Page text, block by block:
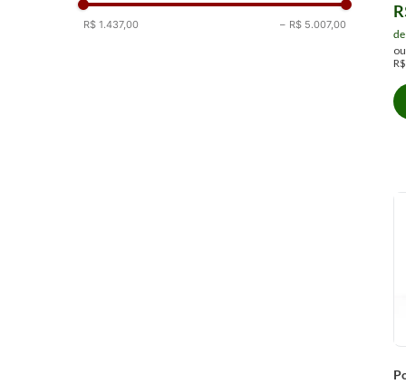
R$ 1.437,00 – R$ 5.007,00
ou
R$